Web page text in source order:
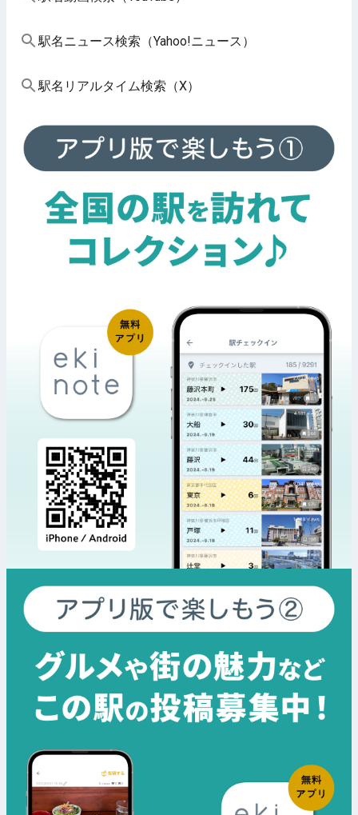
駅名ニュース検索（Yahoo!ニュース）
駅名リアルタイム検索（X）